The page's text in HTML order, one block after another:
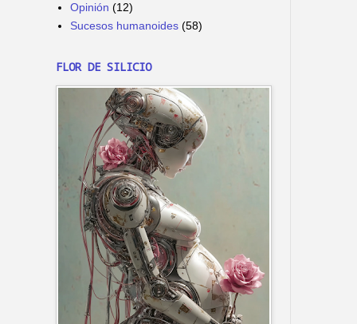
Opinión (12)
Sucesos humanoides (58)
FLOR DE SILICIO